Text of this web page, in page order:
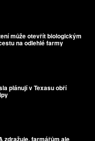
může otevřít biologickým
na odlehlé farmy
plánují v Texasu obří
zdražuje, farmářům ale